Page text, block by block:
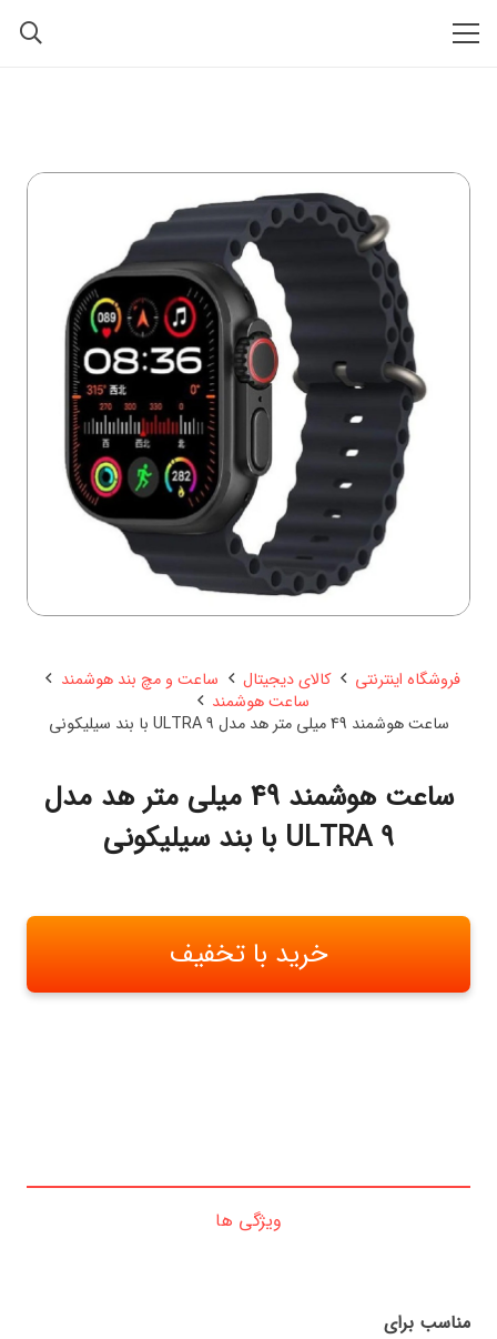
فروشگاه اینترنتی کالای دیجیتال
ساعت و مچ بند هوشمند
ساعت هوشمند
ساعت هوشمند 49 میلی متر هد مدل ULTRA 9 با بند سیلیکونی
ساعت هوشمند 49 میلی متر هد مدل
ULTRA 9 با بند سیلیکونی
خرید با تخفیف
ویژگی ها
مناسب برای